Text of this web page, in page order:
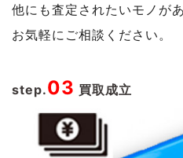
他にも査定されたいモノが
お気軽にご相談ください。
step.03 買取成立